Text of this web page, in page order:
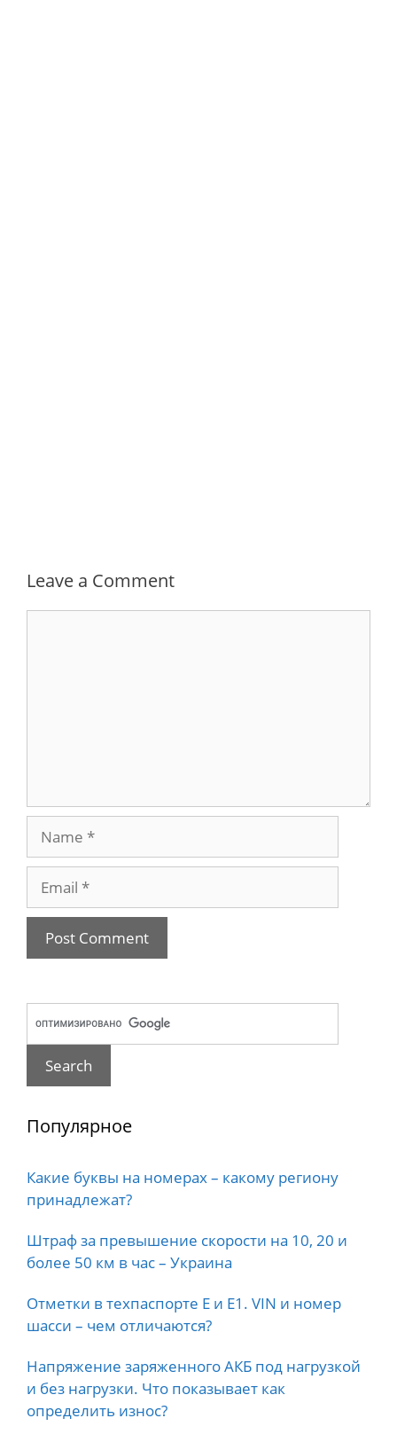
Leave a Comment
Популярное
Какие буквы на номерах – какому региону
принадлежат?
Штраф за превышение скорости на 10, 20 и
более 50 км в час – Украина
Отметки в техпаспорте E и E1. VIN и номер
шасси – чем отличаются?
Напряжение заряженного АКБ под нагрузкой
и без нагрузки. Что показывает как
определить износ?